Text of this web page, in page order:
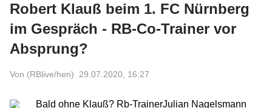
Robert Klauß beim 1. FC Nürnberg
im Gespräch - RB-Co-Trainer vor
Absprung?
Von (RBlive/hen) 29.07.2020, 16:27